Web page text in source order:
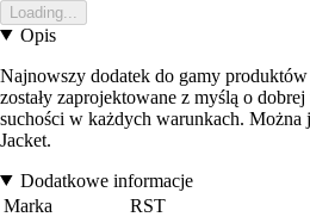
Loading...
Opis
Najnowszy dodatek do gamy produktów
zostały zaprojektowane z myślą o
suchości w każdych warunkach. Można
Jacket.
Dodatkowe informacje
Marka
RST